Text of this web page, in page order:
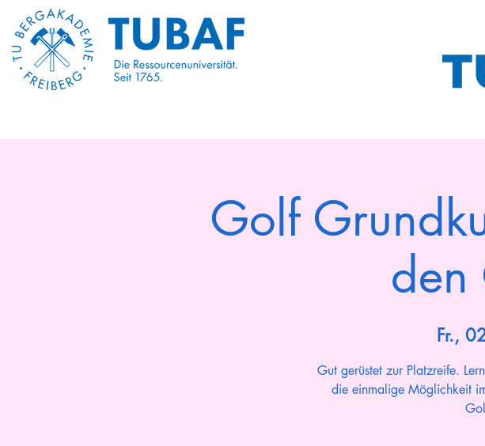
Golf
den
Fr.,
Gut gerüstet zur Platzreife.
die einmalige Möglichkeit